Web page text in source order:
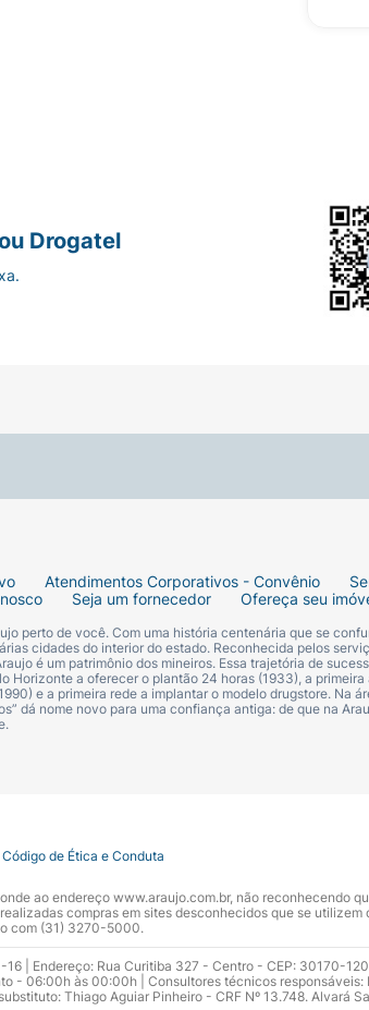
Atendimentos Corporativos - Convênio
Seja um fornecedor Ofereça seu
perto de você. Com uma história centenária que se
cidades do interior do estado. Reconhecida pelos
é um patrimônio dos mineiros. Essa trajetória de
Horizonte a oferecer o plantão 24 horas (1933), a
e a primeira rede a implantar o modelo drugstore. Na
dá nome novo para uma confiança antiga: de que na
Drogatel
Código de Ética e Conduta
ao endereço www.araujo.com.br, não reconhecendo
compras em sites desconhecidos que se
com (31) 3270-5000.
16 | Endereço: Rua Curitiba 327 - Centro - CEP: 30170-
- 06:00h às 00:00h | Consultores técnicos responsáveis:
Thiago Aguiar Pinheiro - CRF Nº 13.748. Alvará